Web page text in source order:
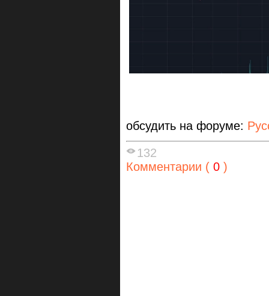
обсудить на форуме:
132
Комментарии ( 0 )